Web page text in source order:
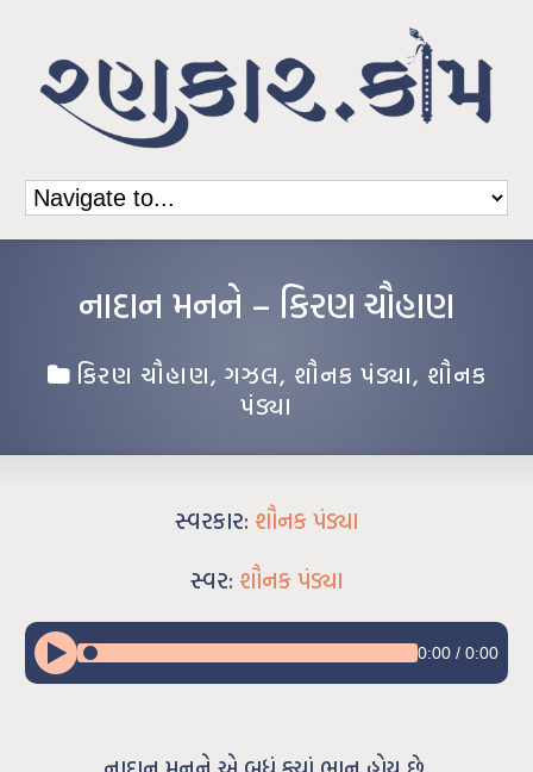
નાદાન મનને – કિરણ ચૌહાણ
કિરણ ચૌહાણ, ગઝલ, શૌનક પંડ્યા, શૌનક
પંડ્યા
સ્વરકાર: શૌનક પંડ્યા
સ્વર: શૌનક પંડ્યા
0:00/ 0:00